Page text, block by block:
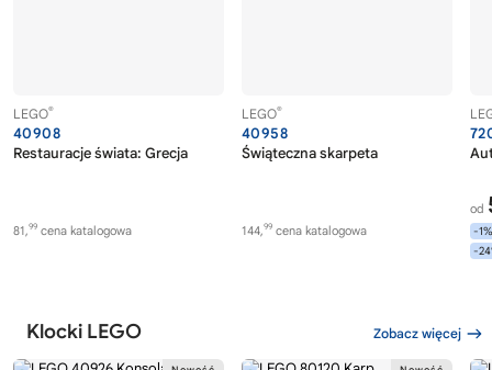
LEGO®
40908
Restauracje świata: Grecja
81,99 cena katalogowa
LEGO®
40958
Świąteczna skarpeta
144,99 cena katalogowa
od
-1%
-
Klocki LEGO Zobacz więcej